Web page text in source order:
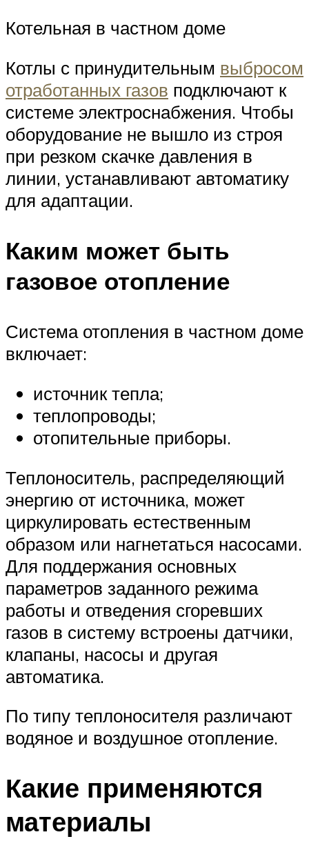
Котельная в частном доме
Котлы с принудительным выбросом
отработанных газов подключают к
системе электроснабжения. Чтобы
оборудование не вышло из строя
при резком скачке давления в
линии, устанавливают автоматику
для адаптации.
Каким может быть
газовое отопление
Система отопления в частном доме
включает:
источник тепла;
теплопроводы;
отопительные приборы.
Теплоноситель, распределяющий
энергию от источника, может
циркулировать естественным
образом или нагнетаться насосами.
Для поддержания основных
параметров заданного режима
работы и отведения сгоревших
газов в систему встроены датчики,
клапаны, насосы и другая
автоматика.
По типу теплоносителя различают
водяное и воздушное отопление.
Какие применяются
материалы